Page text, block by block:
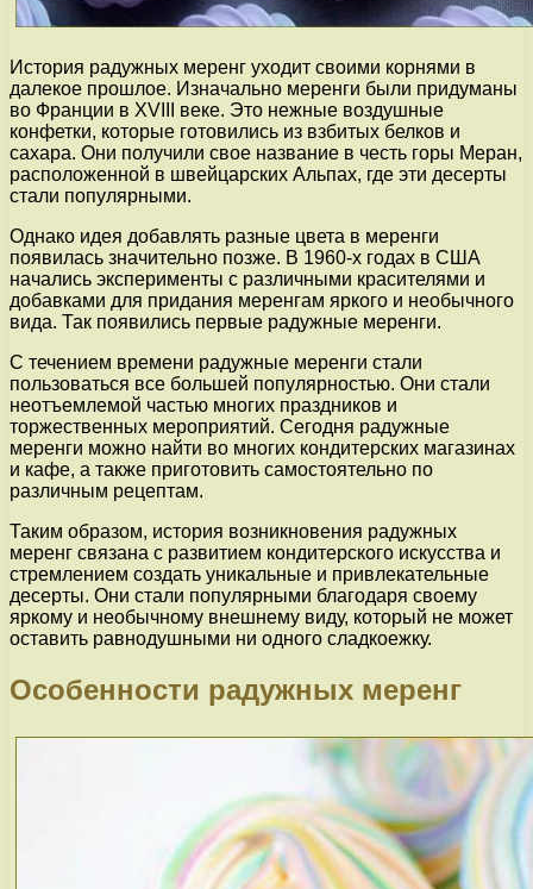
История радужных меренг уходит своими корнями в
далекое прошлое. Изначально меренги были придуманы
во Франции в XVIII веке. Это нежные воздушные
конфетки, которые готовились из взбитых белков и
сахара. Они получили свое название в честь горы Меран,
расположенной в швейцарских Альпах, где эти десерты
стали популярными.
Однако идея добавлять разные цвета в меренги
появилась значительно позже. В 1960-х годах в США
начались эксперименты с различными красителями и
добавками для придания меренгам яркого и необычного
вида. Так появились первые радужные меренги.
С течением времени радужные меренги стали
пользоваться все большей популярностью. Они стали
неотъемлемой частью многих праздников и
торжественных мероприятий. Сегодня радужные
меренги можно найти во многих кондитерских магазинах
и кафе, а также приготовить самостоятельно по
различным рецептам.
Таким образом, история возникновения радужных
меренг связана с развитием кондитерского искусства и
стремлением создать уникальные и привлекательные
десерты. Они стали популярными благодаря своему
яркому и необычному внешнему виду, который не может
оставить равнодушными ни одного сладкоежку.
Особенности радужных меренг